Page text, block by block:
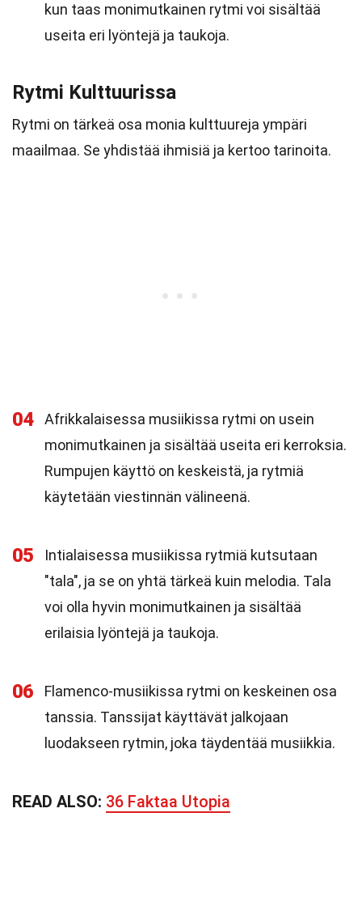
kun taas monimutkainen rytmi voi sisältää
useita eri lyöntejä ja taukoja.
Rytmi Kulttuurissa
Rytmi on tärkeä osa monia kulttuureja ympäri
maailmaa. Se yhdistää ihmisiä ja kertoo tarinoita.
04
Afrikkalaisessa musiikissa rytmi on usein
monimutkainen ja sisältää useita eri kerroksia.
Rumpujen käyttö on keskeistä, ja rytmiä
käytetään viestinnän välineenä.
05
Intialaisessa musiikissa rytmiä kutsutaan
"tala", ja se on yhtä tärkeä kuin melodia. Tala
voi olla hyvin monimutkainen ja sisältää
erilaisia lyöntejä ja taukoja.
06
Flamenco-musiikissa rytmi on keskeinen osa
tanssia. Tanssijat käyttävät jalkojaan
luodakseen rytmin, joka täydentää musiikkia.
READ ALSO: 36 Faktaa Utopia